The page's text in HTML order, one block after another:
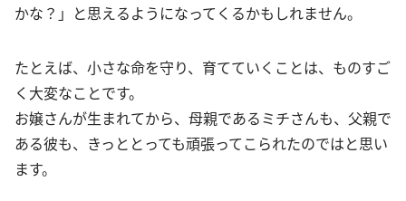
かな？」と思えるようになってくるかもしれません。
たとえば、小さな命を守り、育てていくことは、ものすご
く大変なことです。
お嬢さんが生まれてから、母親であるミチさんも、父親で
ある彼も、きっととっても頑張ってこられたのではと思い
ます。